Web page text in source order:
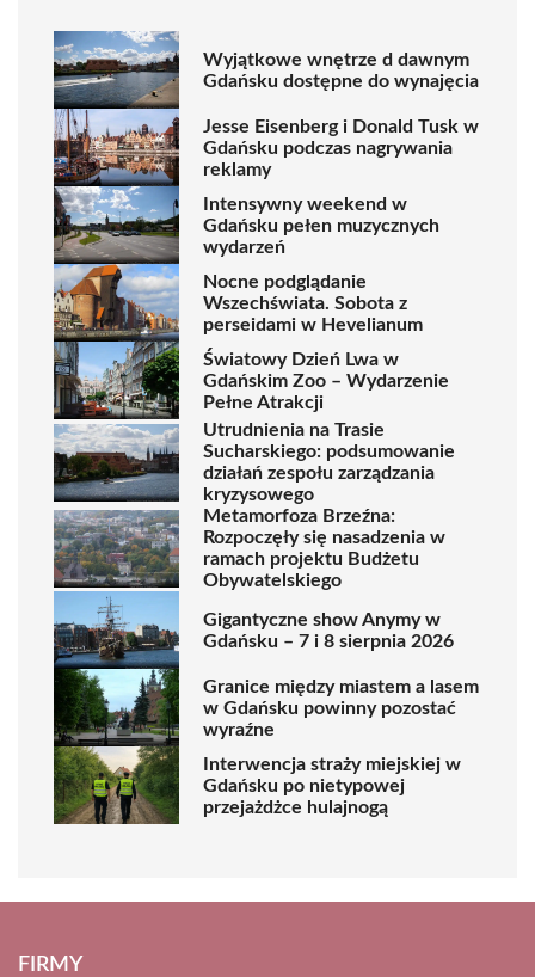
Wyjątkowe wnętrze d dawnym
Gdańsku dostępne do wynajęcia
Jesse Eisenberg i Donald Tusk w
Gdańsku podczas nagrywania
reklamy
Intensywny weekend w
Gdańsku pełen muzycznych
wydarzeń
Nocne podglądanie
Wszechświata. Sobota z
perseidami w Hevelianum
Światowy Dzień Lwa w
Gdańskim Zoo – Wydarzenie
Pełne Atrakcji
Utrudnienia na Trasie
Sucharskiego: podsumowanie
działań zespołu zarządzania
kryzysowego
Metamorfoza Brzeźna:
Rozpoczęły się nasadzenia w
ramach projektu Budżetu
Obywatelskiego
Gigantyczne show Anymy w
Gdańsku – 7 i 8 sierpnia 2026
Granice między miastem a lasem
w Gdańsku powinny pozostać
wyraźne
Interwencja straży miejskiej w
Gdańsku po nietypowej
przejażdżce hulajnogą
FIRMY